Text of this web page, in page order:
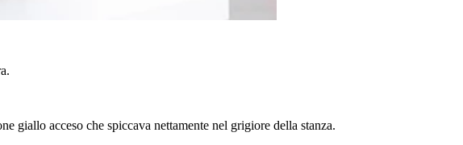
giallo acceso che spiccava nettamente nel grigiore della stanza.